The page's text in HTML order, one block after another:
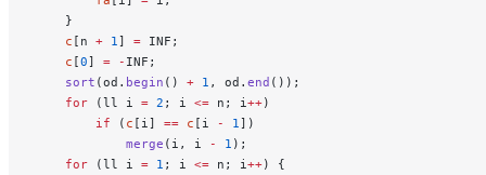
    }
    c
[n + 1 ] = INF;
    c
[0] = - INF;
    sort
(od. begin () + 1 , od. end ());
    for
(ll i = 2 ; i <= n; i ++)
        if
( c [i] == c [i - 1 ])
            merge
(i, i - 1 );
    for
(ll i = 1 ; i <= n; i ++) {